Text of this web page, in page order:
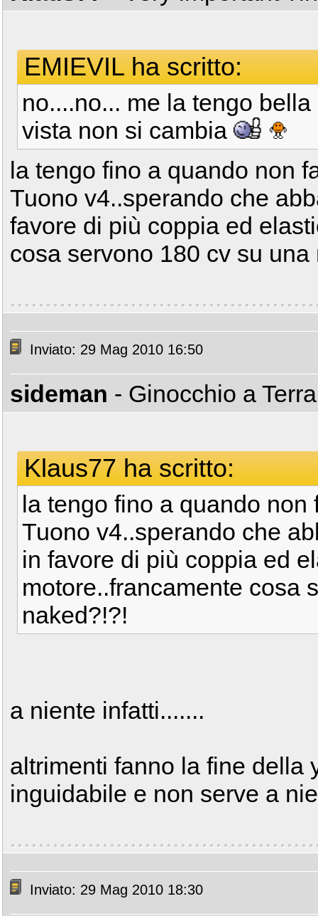
EMIEVIL ha scritto:
no....no... me la tengo
vista non si cambia
la tengo fino a quando non
Tuono v4..sperando che
favore di più coppia ed
cosa servono 180 cv su una
Inviato: 29 Mag 2010 16:50
sideman - Ginocchio a
Klaus77 ha scritto:
la tengo fino a quando
Tuono v4..sperando che
in favore di più coppia ed
motore..francamente cosa
naked?!?!
a niente infatti.......
altrimenti fanno la fine della
inguidabile e non serve a
Inviato: 29 Mag 2010 18:30